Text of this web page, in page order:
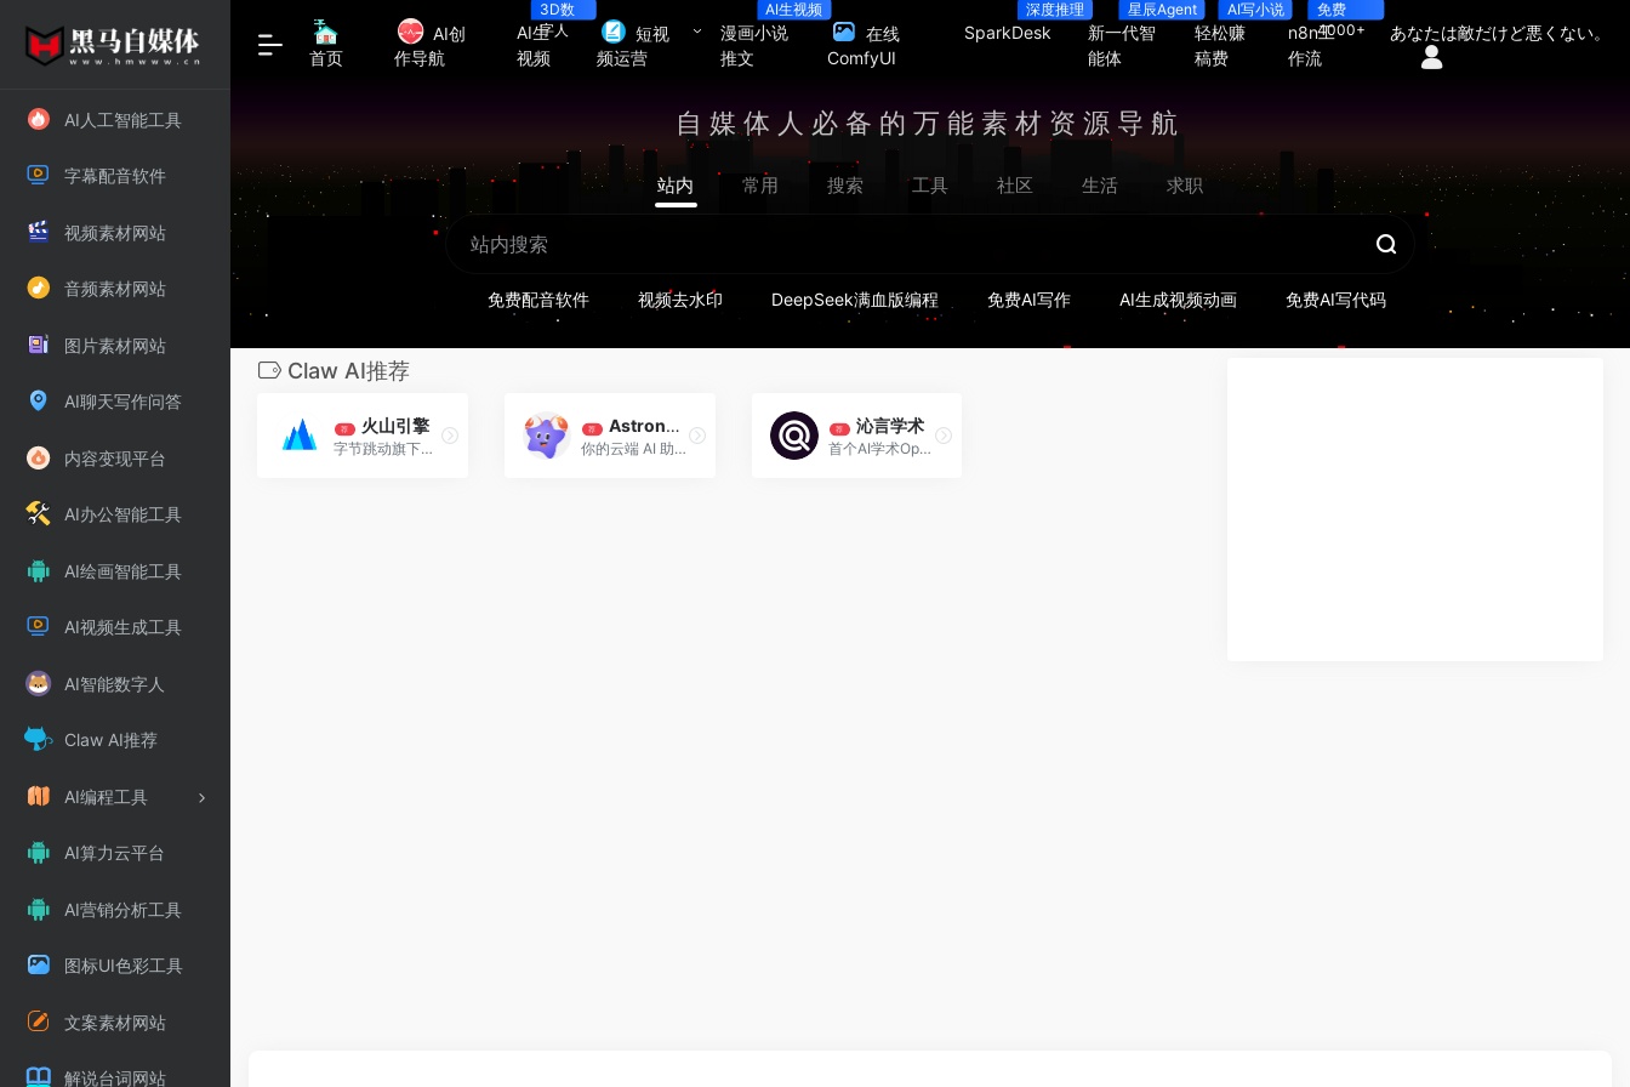
AI人工智能工具
字幕配音软件
视频素材网站
音频素材网站
图片素材网站
AI聊天写作问答
内容变现平台
AI办公智能工具
AI绘画智能工具
AI视频生成工具
AI智能数字人
Claw AI推荐
AI编程工具
AI算力云平台
AI营销分析工具
图标UI色彩工具
文案素材网站
解说台词网站
首页
AI创
作导航
AI生
视频
3D数
字人
短视
频运营
漫画小说
推文
AI生视频
在线
ComfyUI
SparkDesk
深度推理
新一代智
能体
星辰Agent
轻松赚
稿费
AI写小说
n8n工
作流
免费
4000+
あなたは敵だけど悪くない。
自媒体人必备的万能素材资源导航
站内 常用 搜索 工具 社区 生活 求职
免费配音软件 视频去水印 DeepSeek满血版编程 免费AI写作 AI生成视频动画 免费AI写代码
Claw AI推荐
荐 火山引擎
字节跳动旗下企业级云与AI服务产品矩阵
荐 AstronClaw
你的云端 AI 助手，全天候在线服务
荐 沁言学术
首个AI学术OpenClaw全流程工具，实现论文写作10倍效率！